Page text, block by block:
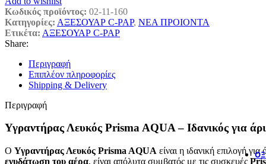
Κωδικός προϊόντος: 02-11-160
Κατηγορίες: ΑΞΕΣΟΥΑΡ C-PAP, ΝΕΑ ΠΡΟΙΟΝΤΑ
Ετικέτα: ΑΞΕΣΟΥΑΡ C-PAP
Share:
Περιγραφή
Επιπλέον πληροφορίες
Shipping & Delivery
Περιγραφή
Υγραντήρας Λευκός Prisma AQUA – Ιδανικός για
Ο Υγραντήρας Λευκός Prisma AQUA είναι η ιδανική επιλογή
ενυδάτωση του αέρα, είναι απόλυτα συμβατός με τις συσκευές